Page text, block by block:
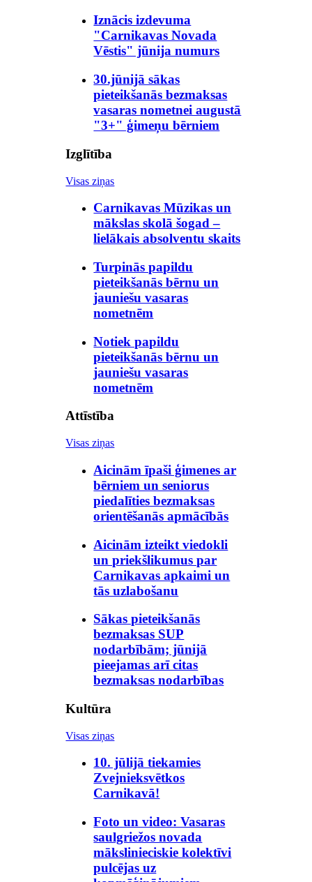
Iznācis izdevuma
"Carnikavas Novada
Vēstis" jūnija numurs
30.jūnijā sākas
pieteikšanās bezmaksas
vasaras nometnei augustā
"3+" ģimeņu bērniem
Izglītība
Visas ziņas
Carnikavas Mūzikas un
mākslas skolā šogad –
lielākais absolventu skaits
Turpinās papildu
pieteikšanās bērnu un
jauniešu vasaras
nometnēm
Notiek papildu
pieteikšanās bērnu un
jauniešu vasaras
nometnēm
Attīstība
Visas ziņas
Aicinām īpaši ģimenes ar
bērniem un seniorus
piedalīties bezmaksas
orientēšanās apmācībās
Aicinām izteikt viedokli
un priekšlikumus par
Carnikavas apkaimi un
tās uzlabošanu
Sākas pieteikšanās
bezmaksas SUP
nodarbībām; jūnijā
pieejamas arī citas
bezmaksas nodarbības
Kultūra
Visas ziņas
10. jūlijā tiekamies
Zvejnieksvētkos
Carnikavā!
Foto un video: Vasaras
saulgriežos novada
mākslinieciskie kolektīvi
pulcējas uz